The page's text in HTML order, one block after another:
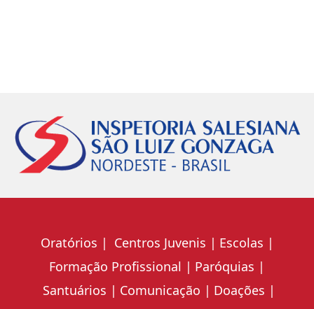
Oratórios Centros Juvenis
Escolas
Formação Profissional
Paróquias
Santuários
Comunicação
Doações